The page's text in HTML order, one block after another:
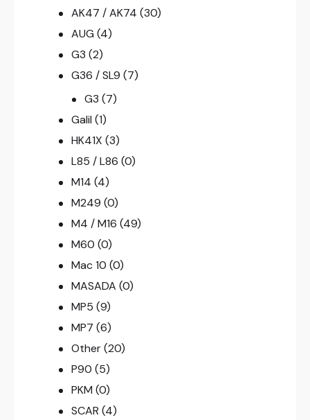
AK47 / AK74 (30)
AUG (4)
G3 (2)
G36 / SL9 (7)
G3 (7)
Galil (1)
HK41X (3)
L85 / L86 (0)
M14 (4)
M249 (0)
M4 / M16 (49)
M60 (0)
Mac 10 (0)
MASADA (0)
MP5 (9)
MP7 (6)
Other (20)
P90 (5)
PKM (0)
SCAR (4)